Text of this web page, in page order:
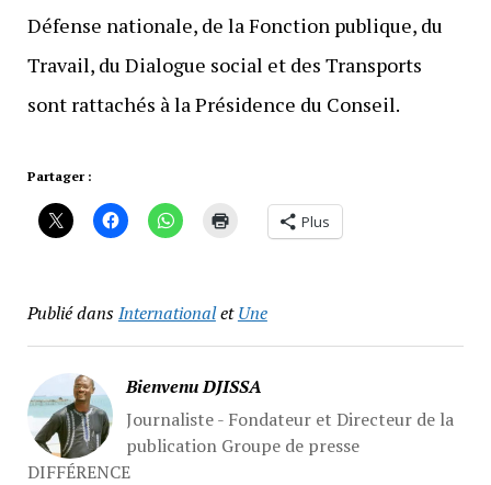
Défense nationale, de la Fonction publique, du
Travail, du Dialogue social et des Transports
sont rattachés à la Présidence du Conseil.
Partager :
Plus
Publié dansInternationaletUne
Bienvenu DJISSA
Journaliste - Fondateur et Directeur de la
publication Groupe de presse
DIFFÉRENCE